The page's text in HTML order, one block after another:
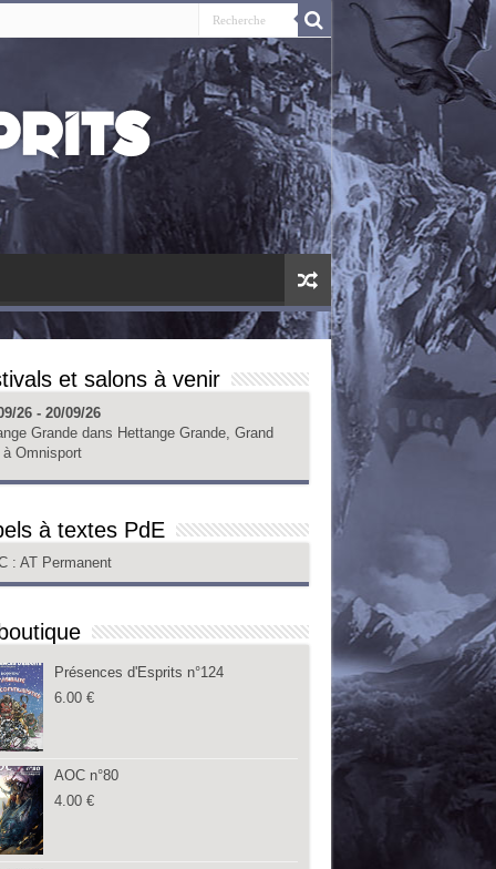
et salons à venir
26 - 20/09/26
Grande dans Hettange Grande, Grand
à Omnisport
à textes PdE
: AT Permanent
Présences d'Esprits n°124
6.00 €
AOC n°80
4.00 €